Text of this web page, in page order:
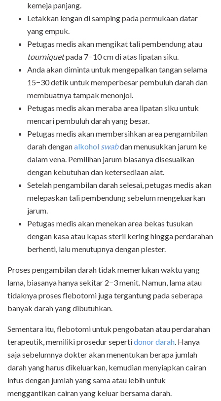
kemeja panjang.
Letakkan lengan di samping pada permukaan datar
yang empuk.
Petugas medis akan mengikat tali pembendung atau
tourniquetpada 7−10 cm di atas lipatan siku.
Anda akan diminta untuk mengepalkan tangan selama
15−30 detik untuk memperbesar pembuluh darah dan
membuatnya tampak menonjol.
Petugas medis akan meraba area lipatan siku untuk
mencari pembuluh darah yang besar.
Petugas medis akan membersihkan area pengambilan
darah denganalkohol swabdan menusukkan jarum ke
dalam vena. Pemilihan jarum biasanya disesuaikan
dengan kebutuhan dan ketersediaan alat.
Setelah pengambilan darah selesai, petugas medis akan
melepaskan tali pembendung sebelum mengeluarkan
jarum.
Petugas medis akan menekan area bekas tusukan
dengan kasa atau kapas steril kering hingga perdarahan
berhenti, lalu menutupnya dengan plester.
Proses pengambilan darah tidak memerlukan waktu yang
lama, biasanya hanya sekitar 2−3 menit. Namun, lama atau
tidaknya proses flebotomi juga tergantung pada seberapa
banyak darah yang dibutuhkan.
Sementara itu, flebotomi untuk pengobatan atau perdarahan
terapeutik, memiliki prosedur sepertidonor darah. Hanya
saja sebelumnya dokter akan menentukan berapa jumlah
darah yang harus dikeluarkan, kemudian menyiapkan cairan
infus dengan jumlah yang sama atau lebih untuk
menggantikan cairan yang keluar bersama darah.